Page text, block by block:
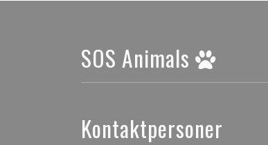
SOS Animals
Kontaktpersoner